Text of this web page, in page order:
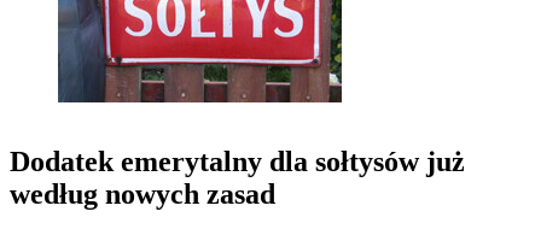
Dodatek emerytalny dla sołtysów już
według nowych zasad